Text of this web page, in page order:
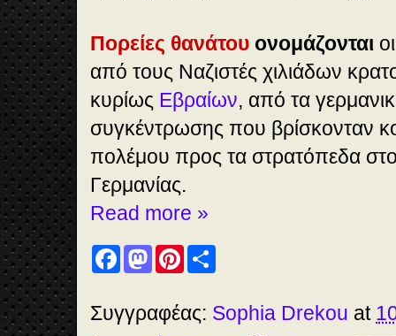
Πορείες θανάτου ονομάζονται
από τους Ναζιστές χιλιάδων
κυρίως Εβραίων, από τα
συγκέντρωσης που βρίσκονταν
πολέμου προς τα στρατόπεδα
Γερμανίας.
Read more »
F
a
b
o
M
a
o
d
P
e
r
e
Συγγραφέας: Sophia Drekou at